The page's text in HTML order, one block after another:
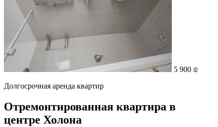
5 900 ₪
Долгосрочная аренда квартир
Отремонтированная квартира в
центре Холона